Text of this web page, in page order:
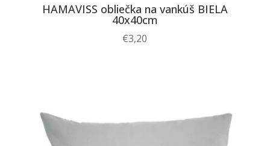
HAMAVISS obliečka na vankúš BIELA
40x40cm
€3,20